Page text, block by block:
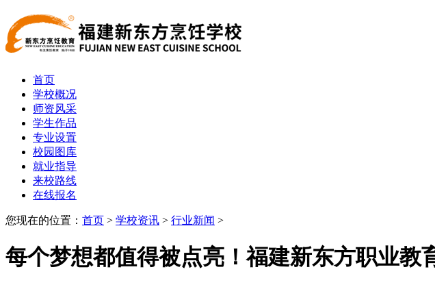
首页
学校概况
师资风采
学生作品
专业设置
校园图库
就业指导
来校路线
在线报名
您现在的位置： 首页 > 学校资讯 > 行业新闻 >
每个梦想都值得被点亮！福建新东方职业教